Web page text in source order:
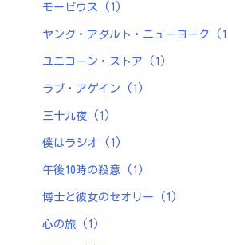
モービウス (1)
ヤング・アダルト・ニューヨーク
ユニコーン・ストア (1)
ラブ・アゲイン (1)
三十九夜 (1)
僕はラジオ (1)
午後10時の殺意 (1)
博士と彼女のセオリー (1)
心の旅 (1)